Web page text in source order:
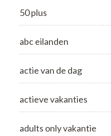
50 plus
abc eilanden
actie van de dag
actieve vakanties
adults only vakantie